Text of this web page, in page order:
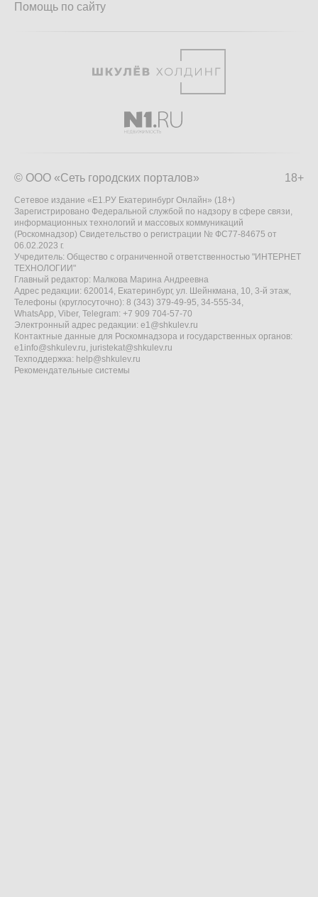
Помощь по сайту
18+
© ООО «Сеть городских порталов»
Сетевое издание «Е1.РУ Екатеринбург Онлайн» (18+)
Зарегистрировано Федеральной службой по надзору в сфере связи,
информационных технологий и массовых коммуникаций
(Роскомнадзор) Свидетельство о регистрации № ФС77-84675 от
06.02.2023 г.
Учредитель: Общество с ограниченной ответственностью "ИНТЕРНЕТ
ТЕХНОЛОГИИ"
Главный редактор: Малкова Марина Андреевна
Адрес редакции: 620014, Екатеринбург, ул. Шейнкмана, 10, 3-й этаж,
Телефоны (круглосуточно): 8 (343) 379-49-95, 34-555-34,
WhatsApp, Viber, Telegram: +7 909 704-57-70
Электронный адрес редакции: e1@shkulev.ru
Контактные данные для Роскомнадзора и государственных органов:
e1info@shkulev.ru, juristekat@shkulev.ru
Техподдержка: help@shkulev.ru
Рекомендательные системы